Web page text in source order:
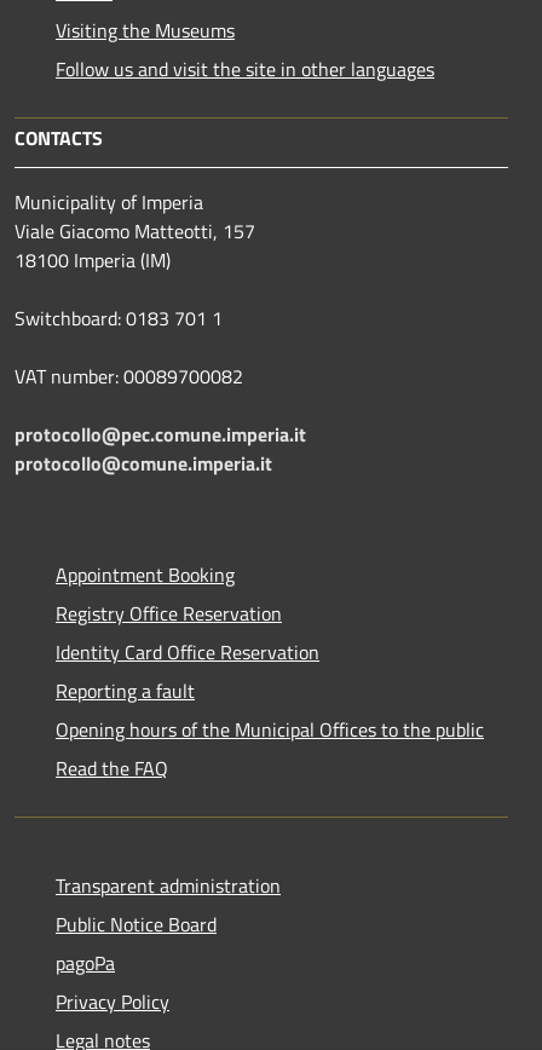
Visiting the Museums
Follow us and visit the site in other languages
CONTACTS
Municipality of Imperia
Viale Giacomo Matteotti, 157
18100 Imperia (IM)
Switchboard: 0183 701 1
VAT number: 00089700082
protocollo@pec.comune.imperia.it
protocollo@comune.imperia.it
Appointment Booking
Registry Office Reservation
Identity Card Office Reservation
Reporting a fault
Opening hours of the Municipal Offices to the public
Read the FAQ
Transparent administration
Public Notice Board
pagoPa
Privacy Policy
Legal notes